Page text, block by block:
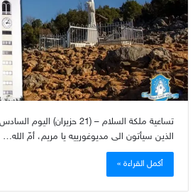
تساعية ملكة السلام – (21
الذين سيأتون الى مديوغورييه يا مريم، أمّ الله…
أكمل القراءة »